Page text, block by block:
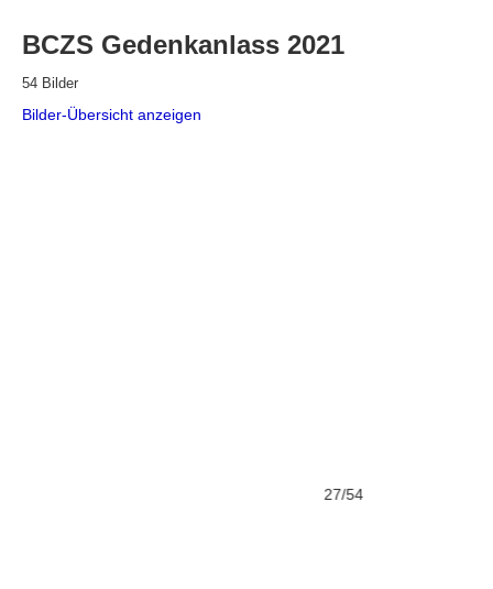
BCZS Gedenkanlass 2021
54 Bilder
Bilder-Übersicht anzeigen